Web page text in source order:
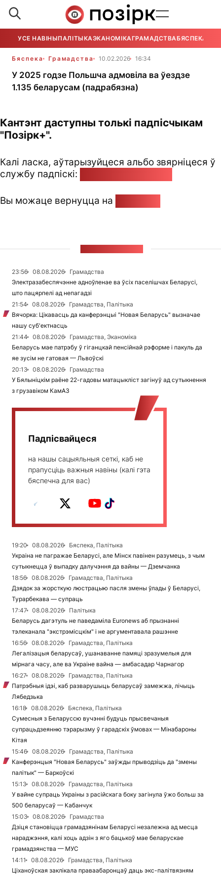
УСЕ НАВІНЫПАЛІТЫКАЭКАНОМІКАГРАМАДСТВАБЯСПЕКА
Бяспека Грамадства 10.02.2026 16:34
У 2025 годзе Польшча адмовіла ва ўездзе
1.135 беларусам (падрабязна)
Кантэнт даступны толькі падпісчыкам
"Позірк+".
Калі ласка, аўтарызуйцеся альбо звярніцеся ў
службу падпіскі:
Вы можаце вернуцца на
23:56 08.08.2026
Грамадства
Электразабеспячэнне адноўленае ва ўсіх паселішчах Беларусі,
што пацярпелі ад непагадзі
21:54
08.08.2026
Грамадства, Палітыка
Вячорка: Цікавасць да канферэнцыі "Новая Беларусь" вызначае
нашу суб'ектнасць
21:44
08.08.2026
Грамадства, Эканоміка
Беларусь мае патрэбу ў гіганцкай пенсійнай рэформе і пакуль да
яе зусім не гатовая — Львоўскі
20:13
08.08.2026
Грамадства
У Бялыніцкім раёне 22-гадовы матацыкліст загінуў ад сутыкнення
з грузавіком КамАЗ
Падпісвайцеся
на нашы сацыяльныя сеткі, каб не
прапусціць важныя навіны (калі гэта
бяспечна для вас)
19:20 08.08.2026
Бяспека, Палітыка
Украіна не пагражае Беларусі, але Мінск павінен разумець, з чым
сутыкнецца ў выпадку далучэння да вайны — Дземчанка
18:56
08.08.2026
Грамадства, Палітыка
Дзядок за жорсткую люстрацыю пасля змены ўлады ў Беларусі,
Турарбекава — супраць
17:47
08.08.2026
Палітыка
Беларусь дагэтуль не паведаміла Euronews аб прызнанні
тэлеканала "экстрэмісцкім" і не аргументавала рашэнне
16:56
08.08.2026
Грамадства, Палітыка
Легалізацыя беларусаў, ушанаванне памяці зразумелыя для
мірнага часу, але ва Украіне вайна — амбасадар Чарнагор
16:27
08.08.2026
Грамадства, Палітыка
Патрэбныя ідэі, каб разварушыць беларусаў замежжа, лічыць
Лябедзька
16:18
08.08.2026
Бяспека, Палітыка
Сумесныя з Беларуссю вучэнні будуць прысвечаныя
супрацьдзеянню тэрарызму ў гарадскіх ўмовах — Мінабароны
Кітая
15:46
08.08.2026
Грамадства, Палітыка
Канферэнцыя "Новая Беларусь" заўжды прыводзіць да "змены
палітык" — Баркоўскі
15:13
08.08.2026
Грамадства, Палітыка
У вайне супраць Украіны з расійскага боку загінула ўжо больш за
500 беларусаў — Кабанчук
15:03
08.08.2026
Грамадства
Дзіця становіцца грамадзянінам Беларусі незалежна ад месца
нараджэння, калі хоць адзін з яго бацькоў мае беларускае
грамадзянства — МУС
14:11
08.08.2026
Грамадства, Палітыка
Ціханоўская заклікала праваабаронцаў даць экс-палітвязням